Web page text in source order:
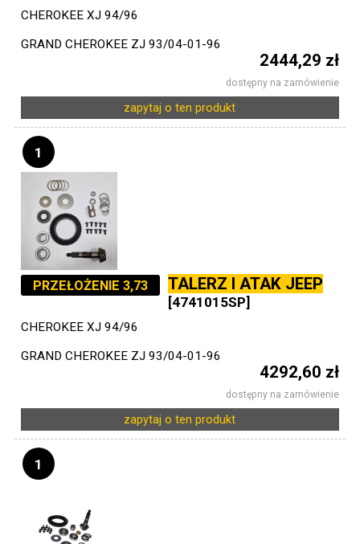
CHEROKEE XJ 94/96
GRAND CHEROKEE ZJ 93/04-01-96
2444,29 zł
dostępny na zamówienie
zapytaj o ten produkt
1
TALERZ I ATAK JEEP
PRZEŁOŻENIE 3,73
[4741015SP]
CHEROKEE XJ 94/96
GRAND CHEROKEE ZJ 93/04-01-96
4292,60 zł
dostępny na zamówienie
zapytaj o ten produkt
1